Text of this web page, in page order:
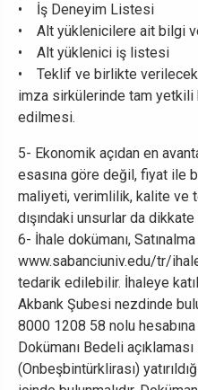
• İş Deneyim Listesi
• Alt yüklenicilere ait bilgi
• Alt yüklenici iş listesi
• Teklif ve birlikte verilecek
imza sirkülerinde tam
edilmesi.
5- Ekonomik açıdan en
esasına göre değil, fiyat ile
maliyeti, verimlilik, kalite ve
dışındaki unsurlar da
6- İhale dokümanı,
www.sabanciuniv.edu/tr/
tedarik edilebilir. İhaleye
Akbank Şubesi nezdinde
8000 1208 58 nolu
Dokümanı Bedeli
(Onbeşbintürklirası)